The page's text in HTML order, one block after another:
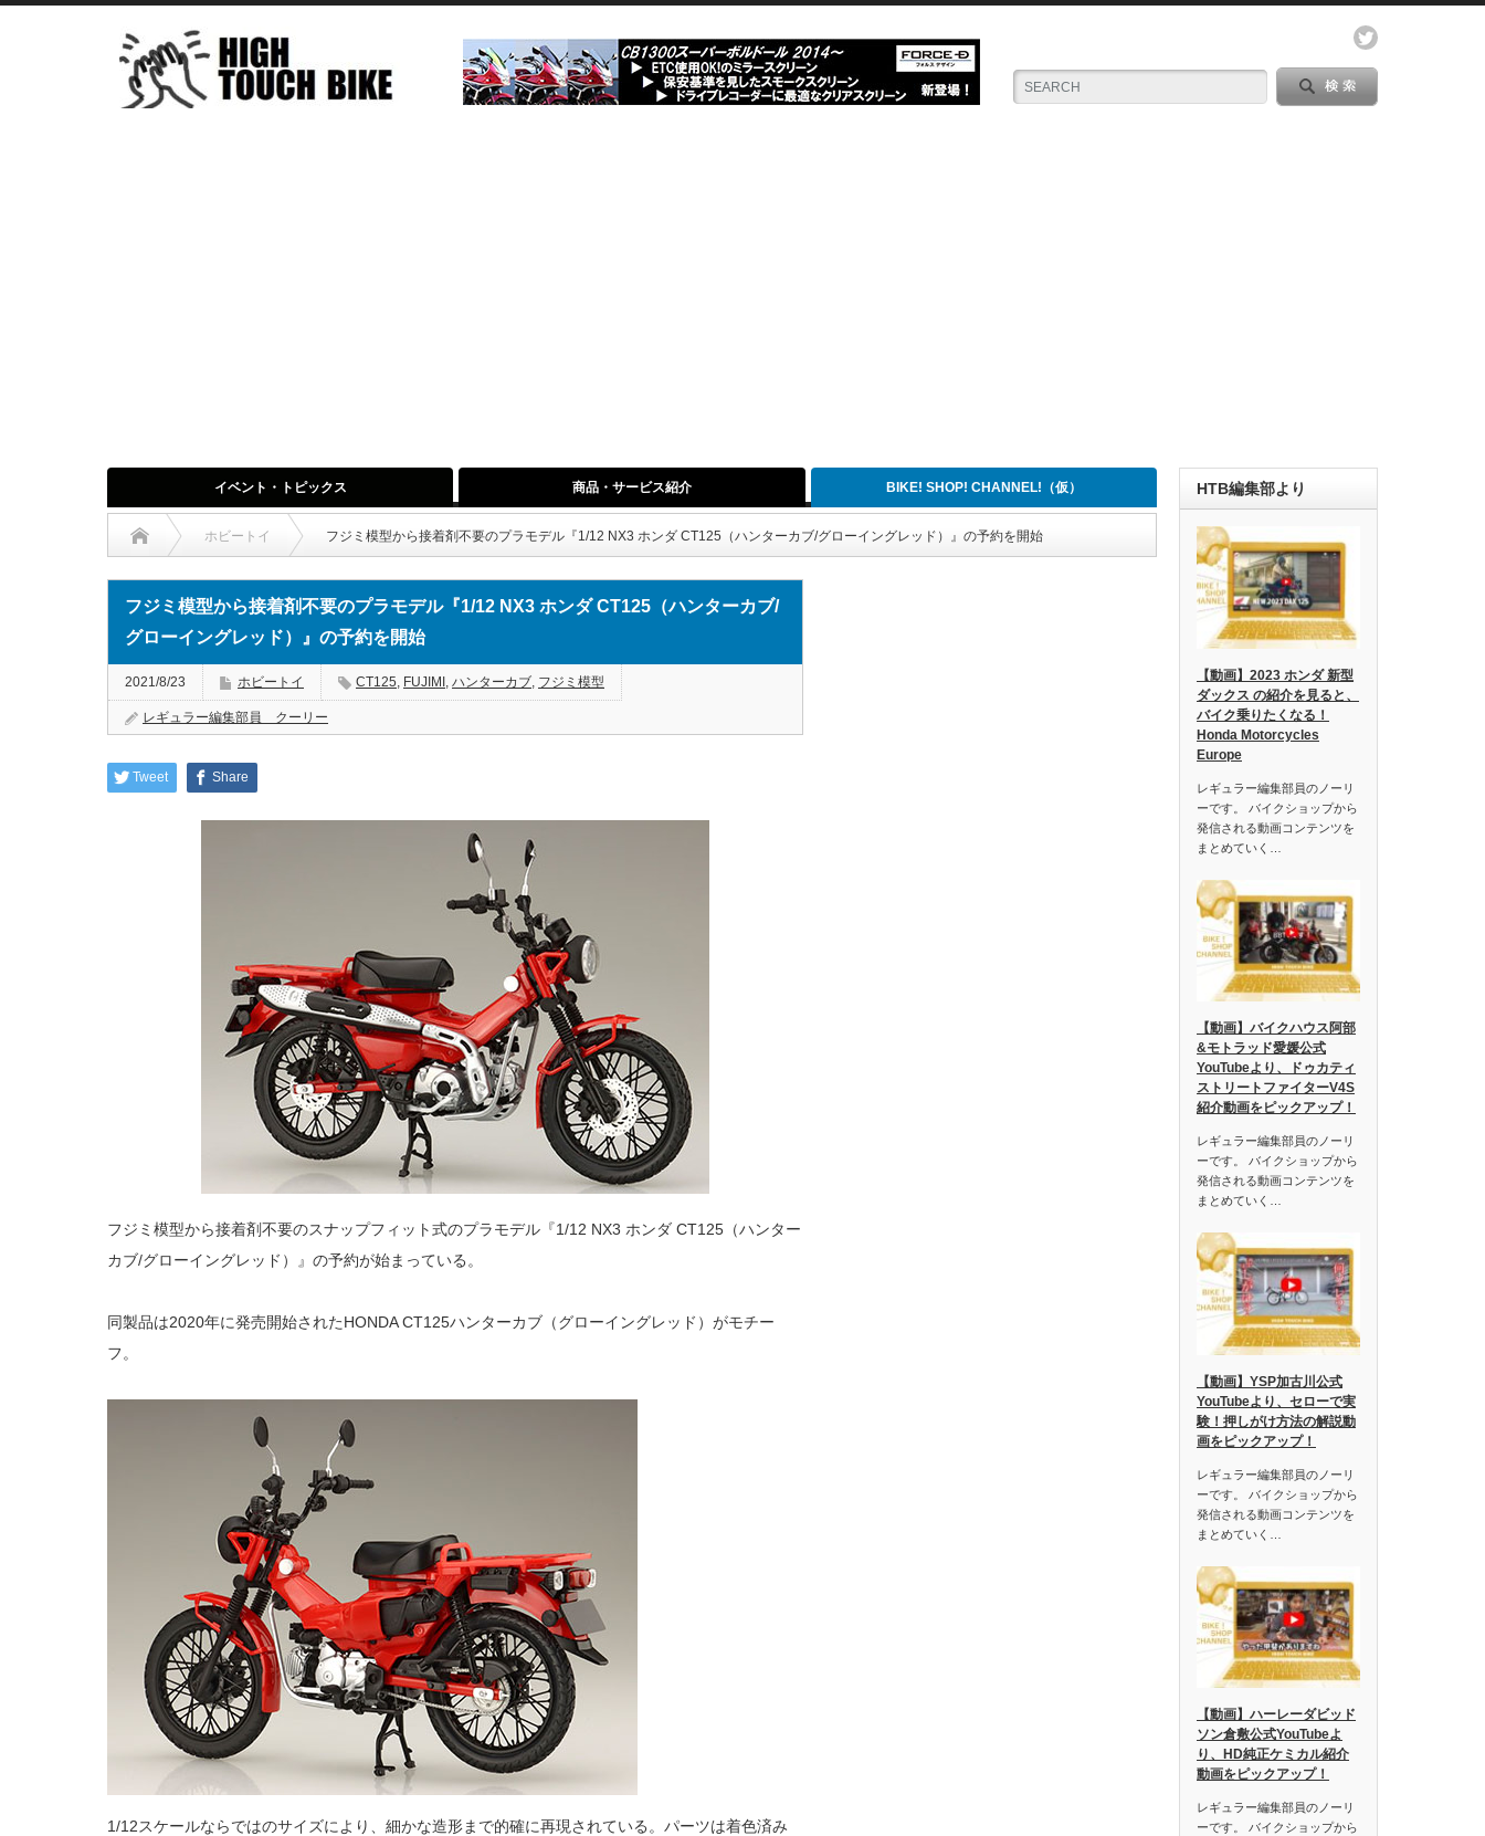
イベント・トピックス 商品・サービス紹介 BIKE! SHOP! CHANNEL!（仮）
ホビートイ フジミ模型から接着剤不要のプラモデル『1/12 NX3 ホンダ CT125（ハンターカブ/グローイングレッド）』の予約を開始
フジミ模型から接着剤不要のプラモデル『1/12 NX3 ホンダ CT125（ハンターカブ/
グローイングレッド）』の予約を開始
2021/8/23 ホビートイ CT125, FUJIMI , ハンターカブ, フジミ模型
レギュラー編集部員 クーリー
Tweet Share
フジミ模型から接着剤不要のスナップフィット式のプラモデル『1/12 NX3 ホンダ CT125（ハンター
カブ/グローイングレッド）』の予約が始まっている。
同製品は2020年に発売開始されたHONDA CT125ハンターカブ（グローイングレッド）がモチー
フ。
1/12スケールならではのサイズにより、細かな造形まで的確に再現されている。パーツは着色済み
HTB編集部より
【動画】2023 ホンダ 新型
ダックス の紹介を見ると、
バイク乗りたくなる！
Honda Motorcycles
Europe
レギュラー編集部員のノーリ
ーです。 バイクショップから
発信される動画コンテンツを
まとめていく…
【動画】バイクハウス阿部
&モトラッド愛媛公式
YouTubeより、ドゥカティ
ストリートファイターV4S
紹介動画をピックアップ！
レギュラー編集部員のノーリ
ーです。 バイクショップから
発信される動画コンテンツを
まとめていく…
【動画】YSP加古川公式
YouTubeより、セローで実
験！押しがけ方法の解説動
画をピックアップ！
レギュラー編集部員のノーリ
ーです。 バイクショップから
発信される動画コンテンツを
まとめていく…
【動画】ハーレーダビッド
ソン倉敷公式YouTubeよ
り、HD純正ケミカル紹介
動画をピックアップ！
レギュラー編集部員のノーリ
ーです。 バイクショップから